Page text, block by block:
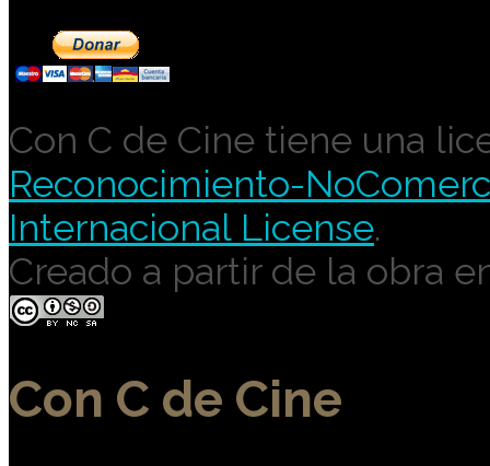
Con C de Cine tiene una
Reconocimiento-
Internacional License.
Creado a partir de la obra
Con C de Cine